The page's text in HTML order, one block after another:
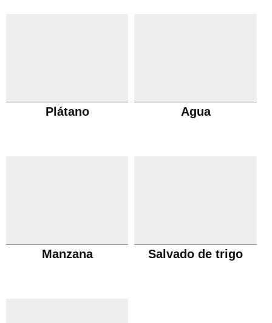
Plátano Agua
Manzana Salvado de trigo